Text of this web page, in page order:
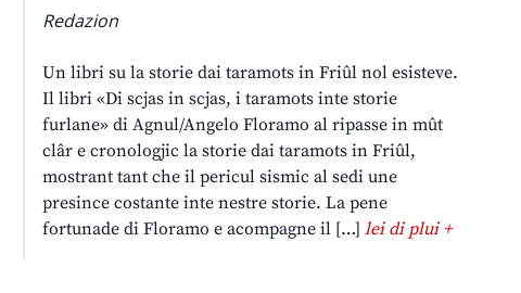
Redazion
Un libri su la storie dai taramots in Friûl nol esisteve.
Il libri «Di scjas in scjas, i taramots inte storie
furlane» di Agnul/Angelo Floramo al ripasse in mût
clâr e cronologjic la storie dai taramots in Friûl,
mostrant tant che il pericul sismic al sedi une
presince costante inte nestre storie. La pene
fortunade di Floramo e acompagne il […]lei di plui +